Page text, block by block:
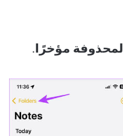
المحذوفة مؤخرًا .